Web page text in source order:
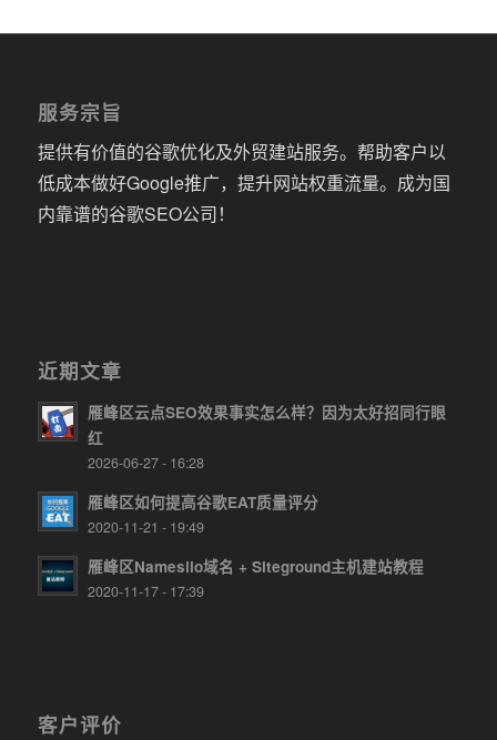
服务宗旨
提供有价值的谷歌优化及外贸建站服务。帮助客户以
低成本做好Google推广，提升网站权重流量。成为国
内靠谱的谷歌SEO公司！
近期文章
雁峰区云点SEO效果事实怎么样？因为太好招同行眼
红
2026-06-27 - 16:28
雁峰区如何提高谷歌EAT质量评分
2020-11-21 - 19:49
雁峰区Namesilo域名 + Siteground主机建站教程
2020-11-17 - 17:39
客户评价